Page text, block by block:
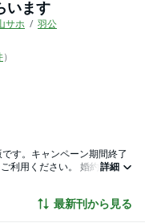
います
サホ
羽公
）
す。キャンペーン期間終了
利用ください。 婚約者は自
ち、リズとして生まれ変わ
詳細
最新刊から見る